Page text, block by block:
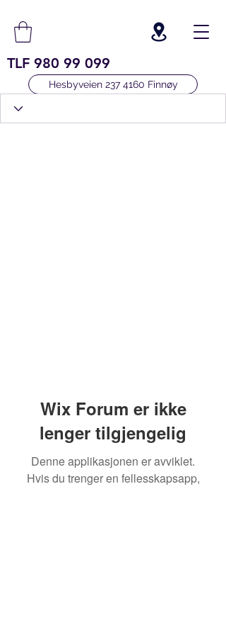
TLF 980 99 099
Hesbyveien 237 4160 Finnøy
Wix Forum er ikke
lenger tilgjengelig
Denne applikasjonen er avviklet.
Hvis du trenger en fellesskapsapp,